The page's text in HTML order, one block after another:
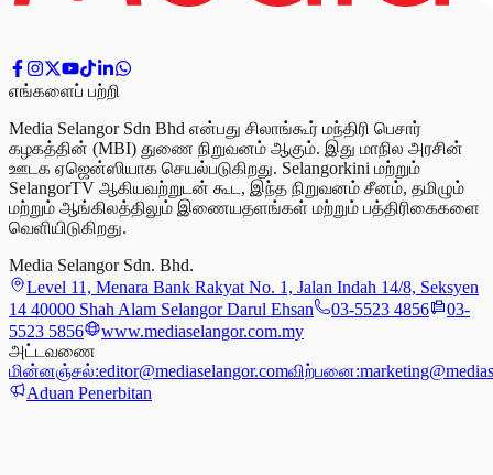
எங்களைப் பற்றி
Media Selangor Sdn Bhd என்பது சிலாங்கூர் மந்திரி பெசார்
கழகத்தின் (MBI) துணை நிறுவனம் ஆகும். இது மாநில அரசின்
ஊடக ஏஜென்ஸியாக செயல்படுகிறது. Selangorkini மற்றும்
SelangorTV ஆகியவற்றுடன் கூட, இந்த நிறுவனம் சீனம், தமிழும்
மற்றும் ஆங்கிலத்திலும் இணையதளங்கள் மற்றும் பத்திரிகைகளை
வெளியிடுகிறது.
Media Selangor Sdn. Bhd.
Level 11, Menara Bank Rakyat No. 1, Jalan Indah 14/8, Seksyen
14 40000 Shah Alam Selangor Darul Ehsan
03-5523 4856
03-
5523 5856
www.mediaselangor.com.my
அட்டவணை
மின்னஞ்சல்:editor@mediaselangor.comவிற்பனை:
Aduan Penerbitan